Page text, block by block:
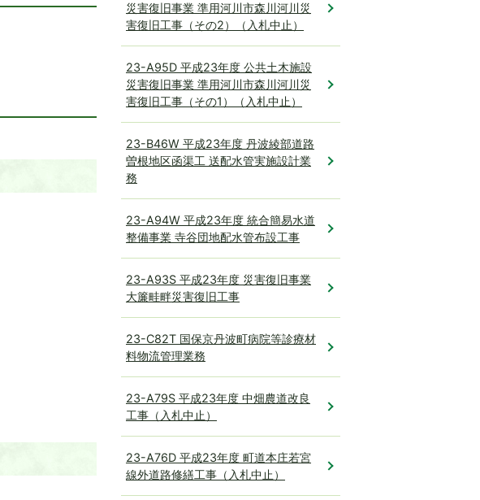
災害復旧事業 準用河川市森川河川災
害復旧工事（その2）（入札中止）
23-A95D 平成23年度 公共土木施設
災害復旧事業 準用河川市森川河川災
害復旧工事（その1）（入札中止）
23-B46W 平成23年度 丹波綾部道路
曽根地区函渠工 送配水管実施設計業
務
23-A94W 平成23年度 統合簡易水道
整備事業 寺谷団地配水管布設工事
23-A93S 平成23年度 災害復旧事業
大簾畦畔災害復旧工事
23-C82T 国保京丹波町病院等診療材
料物流管理業務
23-A79S 平成23年度 中畑農道改良
工事（入札中止）
23-A76D 平成23年度 町道本庄若宮
線外道路修繕工事（入札中止）